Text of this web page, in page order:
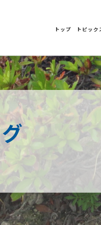
トップ トピック